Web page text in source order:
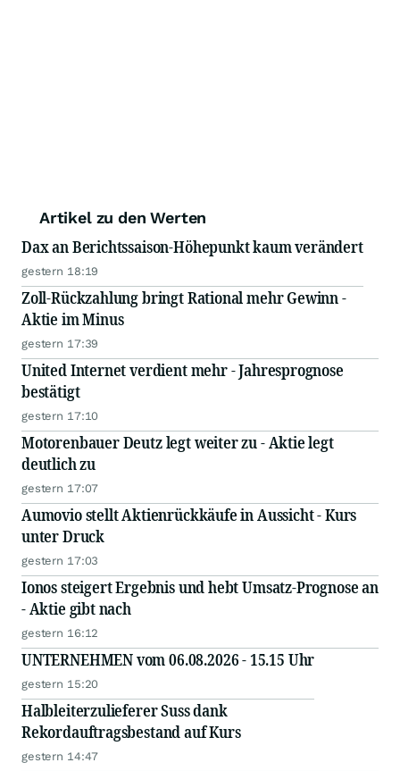
Artikel zu den Werten
Dax an Berichtssaison-Höhepunkt kaum verändert
gestern 18:19
Zoll-Rückzahlung bringt Rational mehr Gewinn -
Aktie im Minus
gestern 17:39
United Internet verdient mehr - Jahresprognose
bestätigt
gestern 17:10
Motorenbauer Deutz legt weiter zu - Aktie legt
deutlich zu
gestern 17:07
Aumovio stellt Aktienrückkäufe in Aussicht - Kurs
unter Druck
gestern 17:03
Ionos steigert Ergebnis und hebt Umsatz-Prognose an
- Aktie gibt nach
gestern 16:12
UNTERNEHMEN vom 06.08.2026 - 15.15 Uhr
gestern 15:20
Halbleiterzulieferer Suss dank
Rekordauftragsbestand auf Kurs
gestern 14:47